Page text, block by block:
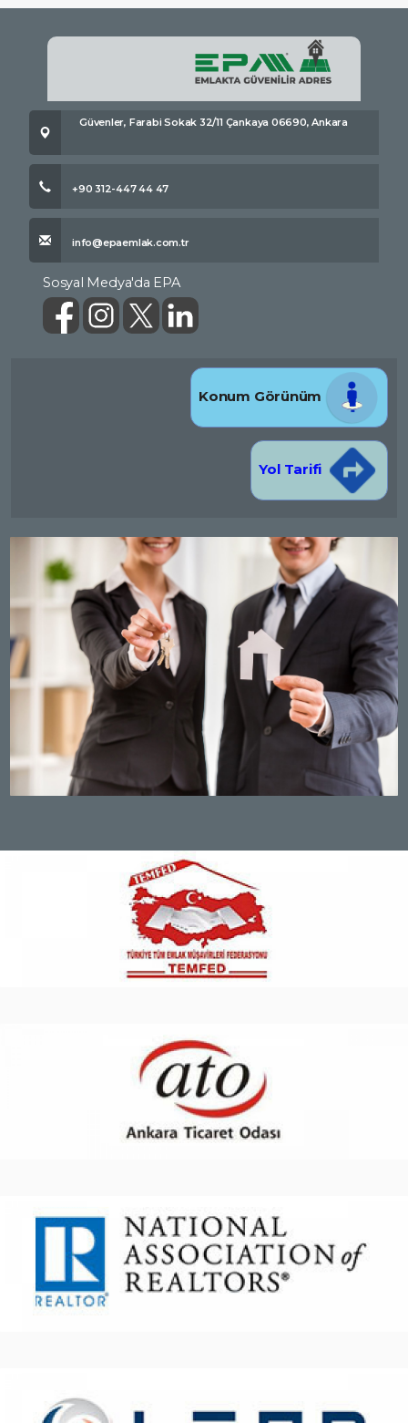
Güvenler, Farabi Sokak 32/11 Çankaya 06690, Ankara
+90 312-447 44 47
info@epaemlak.com.tr
Sosyal Medya'da EPA
Konum Görünüm
Yol Tarifi